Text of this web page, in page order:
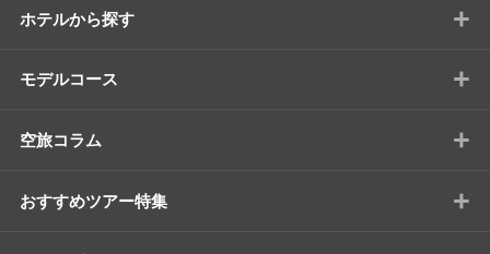
ホテルから探す +
モデルコース +
空旅コラム +
おすすめツアー特集 +